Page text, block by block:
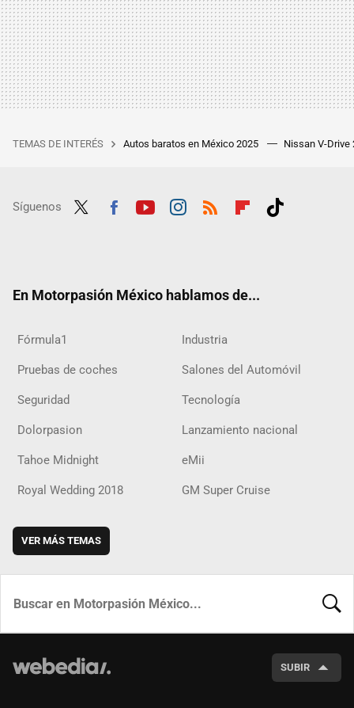
TEMAS DE INTERÉS Autos baratos en México 2025 Nissan V-Drive
Síguenos
En Motorpasión México hablamos de...
Fórmula1 Industria
Pruebas de coches Salones del Automóvil
Seguridad Tecnología
Dolorpasion Lanzamiento nacional
Tahoe Midnight eMii
Royal Wedding 2018 GM Super Cruise
VER MÁS TEMAS
SUBIR